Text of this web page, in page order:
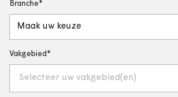
Branche
Maak uw keuze
Vakgebied
Selecteer uw vakgebied(en)